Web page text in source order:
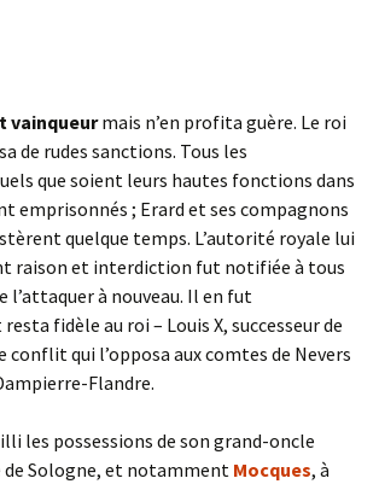
vainqueurmais n’en profita guère. Le roi
de rudes sanctions. Tous les
que soient leurs hautes fonctions dans
emprisonnés ; Erard et ses compagnons
quelque temps. L’autorité royale lui
raison et interdiction fut notifiée à tous
l’attaquer à nouveau. Il en fut
fidèle au roi – Louis X, successeur de
conflit qui l’opposa aux comtes de Nevers
Flandre.
les possessions de son grand-oncle
de Sologne, et notamment Mocques, à